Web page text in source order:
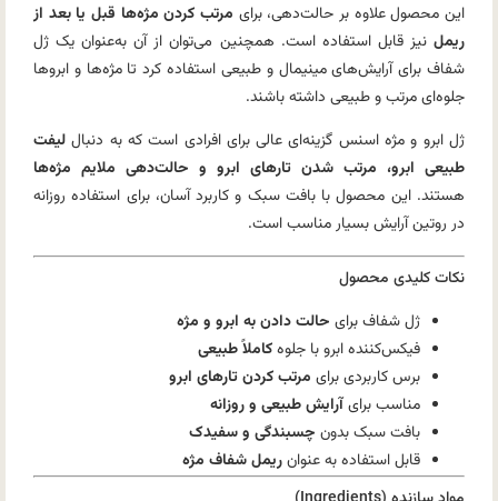
این محصول علاوه بر حالت‌دهی، برای مرتب کردن مژه‌ها قبل یا بعد از
ریمل نیز قابل استفاده است. همچنین می‌توان از آن به‌عنوان یک ژل
شفاف برای آرایش‌های مینیمال و طبیعی استفاده کرد تا مژه‌ها و ابروها
جلوه‌ای مرتب و طبیعی داشته باشند.
ژل ابرو و مژه اسنس گزینه‌ای عالی برای افرادی است که به دنبال لیفت
طبیعی ابرو، مرتب شدن تارهای ابرو و حالت‌دهی ملایم مژه‌ها
هستند. این محصول با بافت سبک و کاربرد آسان، برای استفاده روزانه
در روتین آرایش بسیار مناسب است.
نکات کلیدی محصول
ژل شفاف برای حالت دادن به ابرو و مژه
فیکس‌کننده ابرو با جلوهکاملاً طبیعی
برس کاربردی برای مرتب کردن تارهای ابرو
مناسب برایآرایش طبیعی و روزانه
بافت سبک بدون چسبندگی و سفیدک
قابل استفاده به عنوانریمل شفاف مژه